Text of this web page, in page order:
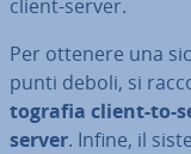
client-server.
Per ottenere una
punti deboli, si
to­gra­fia client-to-
server. Infine, il